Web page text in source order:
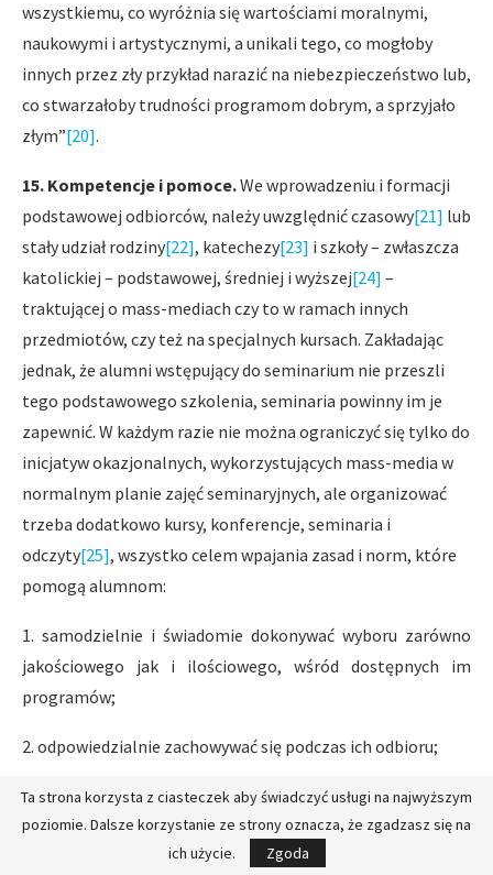
wszystkiemu, co wyróżnia się wartościami moralnymi,
naukowymi i artystycznymi, a unikali tego, co mogłoby
innych przez zły przykład narazić na niebezpieczeństwo lub,
co stwarzałoby trudności programom dobrym, a sprzyjało
złym”[20].
15. Kompetencje i pomoce.We wprowadzeniu i formacji
podstawowej odbiorców, należy uwzględnić czasowy[21] lub
stały udział rodziny[22], katechezy[23] i szkoły – zwłaszcza
katolickiej – podstawowej, średniej i wyższej[24] –
traktującej o mass-mediach czy to w ramach innych
przedmiotów, czy też na specjalnych kursach. Zakładając
jednak, że alumni wstępujący do seminarium nie przeszli
tego podstawowego szkolenia, seminaria powinny im je
zapewnić. W każdym razie nie można ograniczyć się tylko do
inicjatyw okazjonalnych, wykorzystujących mass-media w
normalnym planie zajęć seminaryjnych, ale organizować
trzeba dodatkowo kursy, konferencje, seminaria i
odczyty[25], wszystko celem wpajania zasad i norm, które
pomogą alumnom:
1. samodzielnie i świadomie dokonywać wyboru zarówno
jakościowego jak i ilościowego, wśród dostępnych im
programów;
2. odpowiedzialnie zachowywać się podczas ich odbioru;
3. stosownie do poziomu studiów i osiągniętej dojrzałości w
wydawaniu dobrze przemyślanych sądów krytycznych i
zajmowania stanowiska na temat treści i wartości
Ta strona korzysta z ciasteczek aby świadczyć usługi na najwyższym
poziomie. Dalsze korzystanie ze strony oznacza, że zgadzasz się na
ich użycie.
Zgoda